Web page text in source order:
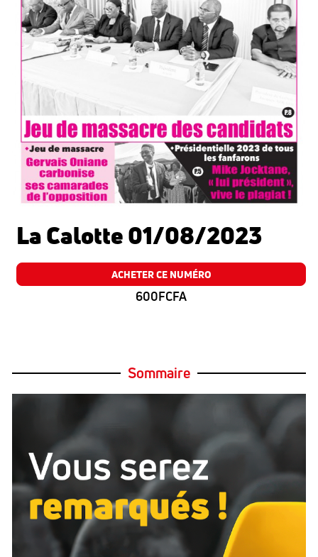
La Calotte 01/08/2023
ACHETER CE NUMÉRO
600FCFA
Sommaire